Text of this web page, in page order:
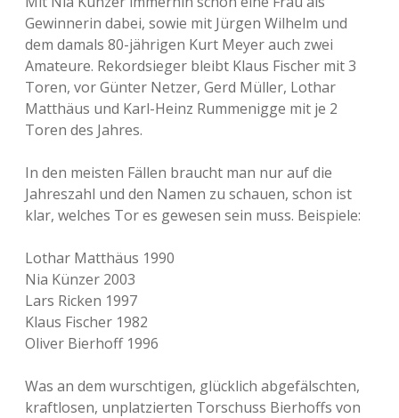
Gewinnerin dabei, sowie mit Jürgen Wilhelm und
dem damals 80-jährigen Kurt Meyer auch zwei
Amateure. Rekordsieger bleibt Klaus Fischer mit 3
Toren, vor Günter Netzer, Gerd Müller, Lothar
Matthäus und Karl-Heinz Rummenigge mit je 2
Toren des Jahres.
In den meisten Fällen braucht man nur auf die
Jahreszahl und den Namen zu schauen, schon ist
klar, welches Tor es gewesen sein muss. Beispiele:
Lothar Matthäus 1990
Nia Künzer 2003
Lars Ricken 1997
Klaus Fischer 1982
Oliver Bierhoff 1996
Was an dem wurschtigen, glücklich abgefälschten,
kraftlosen, unplatzierten Torschuss Bierhoffs von